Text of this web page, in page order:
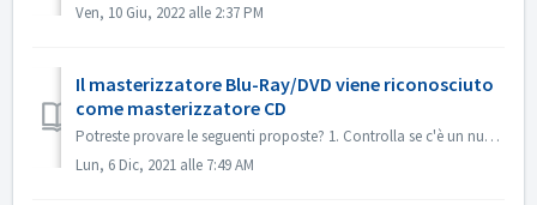
Ven, 10 Giu, 2022 alle 2:37 PM
Il masterizzatore Blu-Ray/DVD viene riconosciuto
come masterizzatore CD
Potreste provare le seguenti proposte? 1. Controlla se c'è un nuovo driver per il tuo masterizzatore e il firmware. Si prega di aggiornare se c'è. ...
Lun, 6 Dic, 2021 alle 7:49 AM